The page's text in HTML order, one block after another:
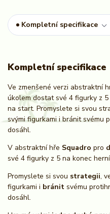
Kompletní specifikace
Kompletní specifikace
Ve zmenšené verzi abstraktní
úkolem dostat své 4 figurky z
na start. Promyslete si svou
svými figurkami i bránit svému
dosáhl.
V abstraktní hře Squadro pro
své 4 figurky z 5 na konec
Promyslete si svou strategii,
figurkami i bránit svému
dosáhl.